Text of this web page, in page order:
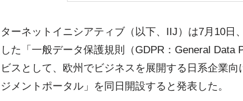
ーネットイニシアティブ（以下、IIJ）は7月10日
た「一般データ保護規則（GDPR：General Data
スとして、欧州でビジネスを展開する日系企業
メントポータル」を同日開設すると発表した。